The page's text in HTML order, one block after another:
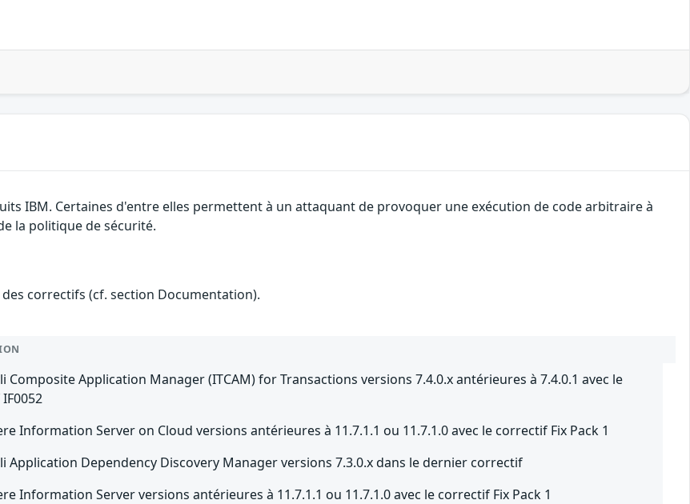
IBM. Certaines d'entre elles permettent à un attaquant de provoquer une exécution de code arbitraire à
la politique de sécurité.
correctifs (cf. section Documentation).
Composite Application Manager (ITCAM) for Transactions versions 7.4.0.x antérieures à 7.4.0.1 avec le
Information Server on Cloud versions antérieures à 11.7.1.1 ou 11.7.1.0 avec le correctif Fix Pack 1
Application Dependency Discovery Manager versions 7.3.0.x dans le dernier correctif
Information Server versions antérieures à 11.7.1.1 ou 11.7.1.0 avec le correctif Fix Pack 1